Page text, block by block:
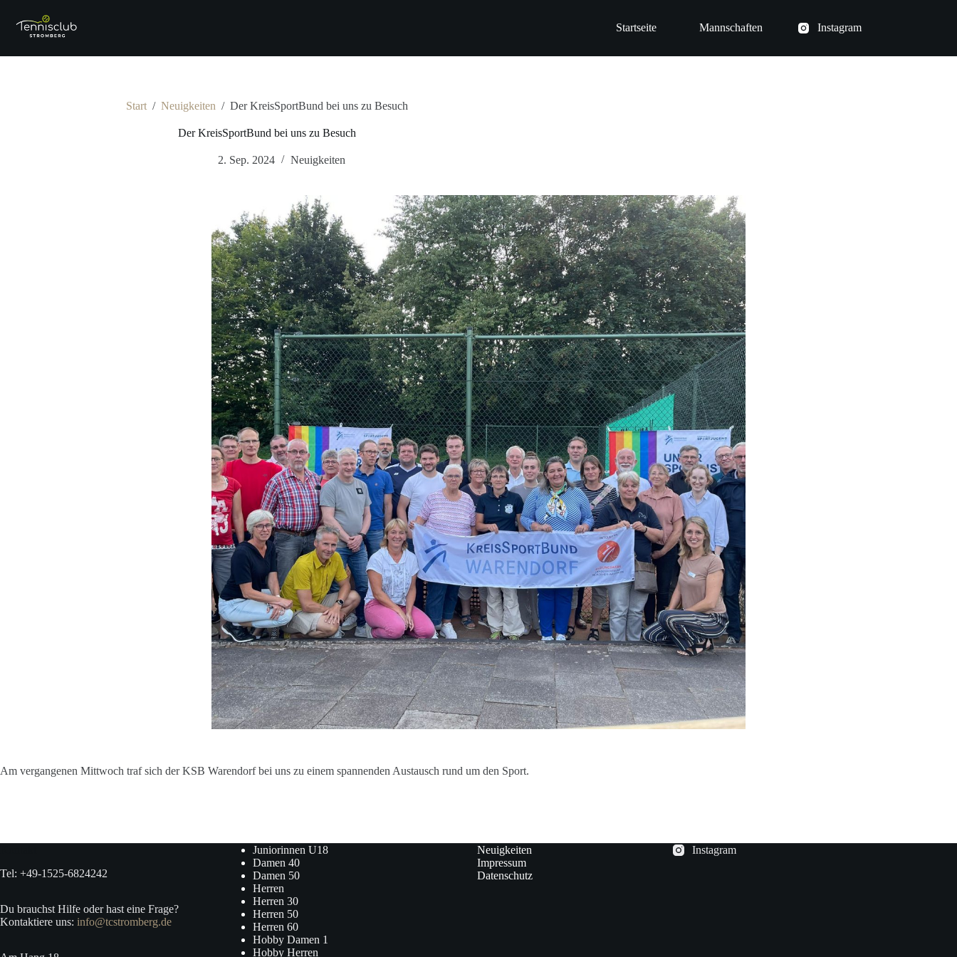
Inhalt
springen
Startseite Mannschaften Instagram
Start / Neuigkeiten / Der KreisSportBund bei uns zu Besuch
Der KreisSportBund bei uns zu Besuch
2. Sep. 2024 Neuigkeiten
Am vergangenen Mittwoch traf sich der KSB Warendorf bei uns zu einem spannenden Austausch rund um den Sport.
Tel: +49-1525-6824242
Du brauchst Hilfe oder hast eine Frage?
Kontaktiere uns: info@tcstromberg.de
Juniorinnen U18
Damen 40
Damen 50
Herren
Herren 30
Herren 50
Herren 60
Hobby Damen 1
Hobby Herren
Neuigkeiten
Impressum
Datenschutz
Instagram